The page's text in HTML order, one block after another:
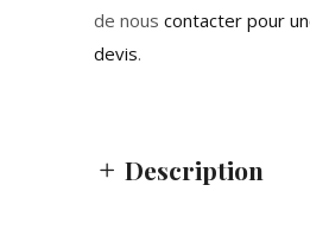
de nous contacter pour
devis.
Description